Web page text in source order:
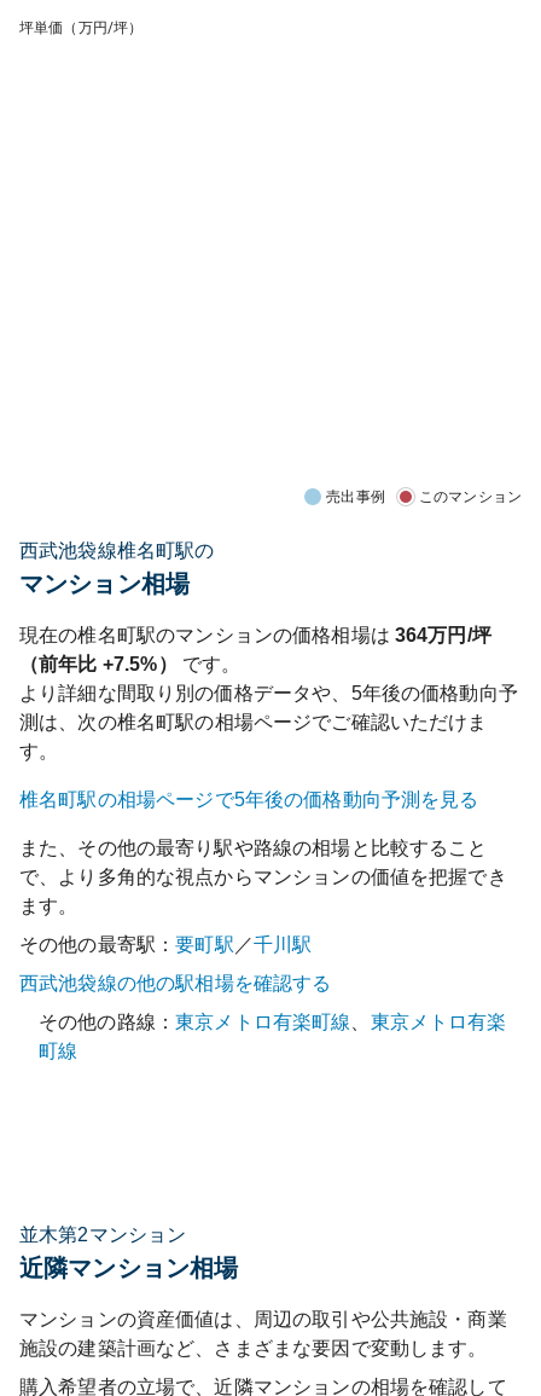
坪単価（万円/坪）
売出事例 このマンション
西武池袋線椎名町駅の
マンション相場
現在の椎名町駅のマンションの価格相場は 364万円/坪
（前年比 +7.5%）
です。
より詳細な間取り別の価格データや、5年後の価格動向予
測は、次の椎名町駅の相場ページでご確認いただけま
す。
椎名町駅の相場ページで5年後の価格動向予測を見る
また、その他の最寄り駅や路線の相場と比較すること
で、より多角的な視点からマンションの価値を把握でき
ます。
その他の最寄駅：要町駅 ／千川駅
西武池袋線の他の駅相場を確認する
その他の路線：東京メトロ有楽町線
東京メトロ有楽
町線
並木第2マンション
近隣マンション相場
マンションの資産価値は、周辺の取引や公共施設・商業
施設の建築計画など、さまざまな要因で変動します。
購入希望者の立場で、近隣マンションの相場を確認して